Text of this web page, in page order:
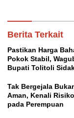
Berita Terkait
Pastikan Harga
Pokok Stabil,
Bupati Tolitoli
Tak Bergejala
Aman, Kenali
pada Perempuan